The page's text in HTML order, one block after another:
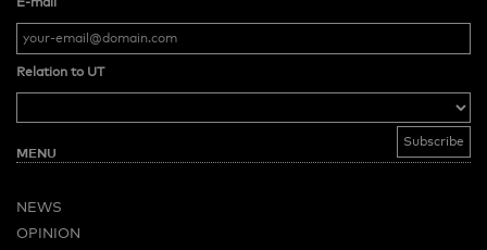
Relation to UT
MENU
NEWS
OPINION